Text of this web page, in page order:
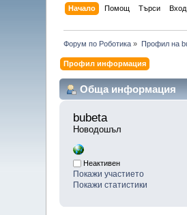
Начало Помощ Търси Вход
Форум по Роботика » Профил на
Профил информация
Обща информация
bubeta
Новодошъл
Неактивен
Покажи участието
Покажи статистики